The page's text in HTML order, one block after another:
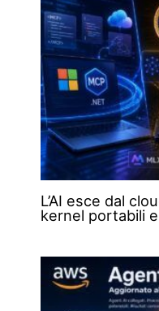
L’AI esce dal
kernel portabili